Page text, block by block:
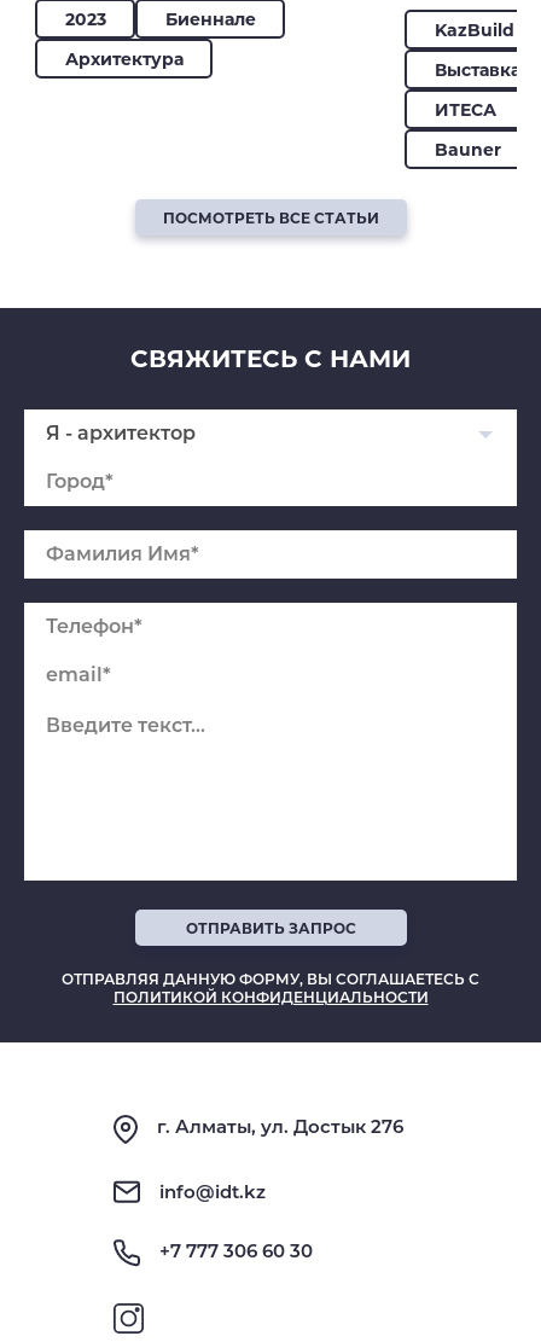
2023
Биеннале
Архитектура
KazBuild
Выставка
ИТЕСА
Bauner
ПОСМОТРЕТЬ ВСЕ СТАТЬИ
СВЯЖИТЕСЬ С НАМИ
Я - архитектор
ОТПРАВИТЬ ЗАПРОС
ОТПРАВЛЯЯ ДАННУЮ ФОРМУ, ВЫ СОГЛАШАЕТЕСЬ С
ПОЛИТИКОЙ КОНФИДЕНЦИАЛЬНОСТИ
г. Алматы, ул. Достык 276
info@idt.kz
+7 777 306 60 30